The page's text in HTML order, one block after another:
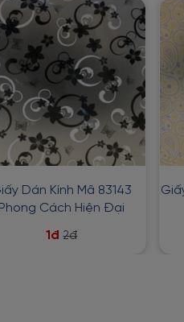
Dán Kính Mã 83143
Phong Cách Hiện Đại
1đ 2đ